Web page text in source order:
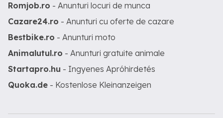
Romjob.ro - Anunturi locuri de munca
Cazare24.ro - Anunturi cu oferte de cazare
Bestbike.ro - Anunturi moto
Animalutul.ro - Anunturi gratuite animale
Startapro.hu - Ingyenes Apróhirdetés
Quoka.de - Kostenlose Kleinanzeigen